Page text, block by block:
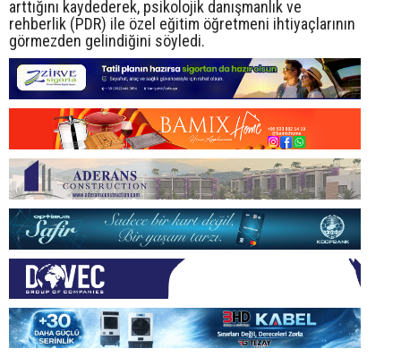
arttığını kaydederek, psikolojik danışmanlık ve
rehberlik (PDR) ile özel eğitim öğretmeni ihtiyaçlarının
görmezden gelindiğini söyledi.